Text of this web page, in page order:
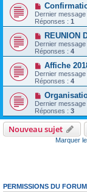
Dernier
Réponses : 1
REUNION
Dernier
Réponses : 4
Affiche
Dernier
Réponses : 4
Dernier
Réponses : 3
Nouveau sujet
Marquer
PERMISSIONS DU FORUM